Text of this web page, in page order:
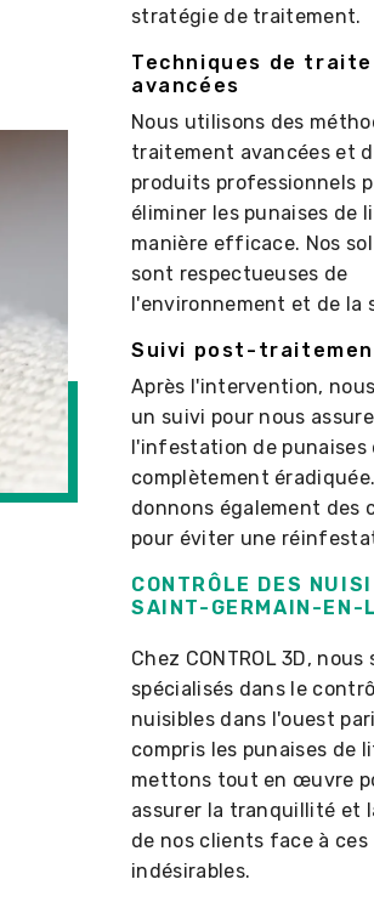
stratégie de traitement.
Techniques de
avancées
Nous utilisons des
traitement avancées et
produits professionnels
éliminer les punaises de
manière efficace. Nos
sont respectueuses de
l'environnement et de la
Suivi post-
Après l'intervention,
un suivi pour nous
l'infestation de
complètement
donnons également des
pour éviter une
CONTRÔLE DES
SAINT-GERMAIN-EN-
Chez CONTROL 3D, nous
spécialisés dans le
nuisibles dans l'ouest
compris les punaises de
mettons tout en œuvre
assurer la tranquillité et
de nos clients face à
indésirables.